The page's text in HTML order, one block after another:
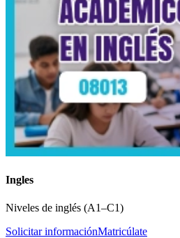
Ingles
Niveles de inglés (A1–C1)
Solicitar informaciónMatricúlate